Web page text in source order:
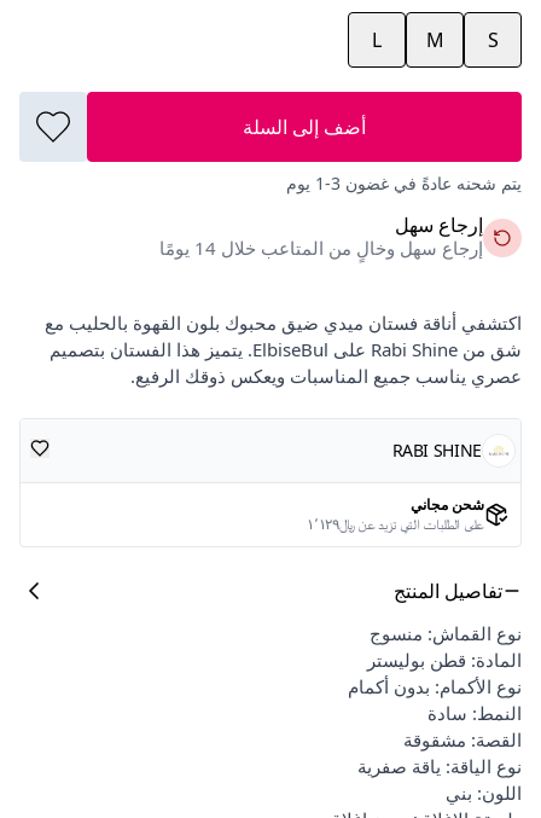
S
M
L
أضف إلى السلة
يتم شحنه عادةً في غضون 3-1 يوم
إرجاع سهل
إرجاع سهل وخالٍ من المتاعب خلال 14 يومًا
اكتشفي أناقة فستان ميدي ضيق محبوك بلون القهوة بالحليب مع
شق من Rabi Shine على ElbiseBul. يتميز هذا الفستان بتصميم
عصري يناسب جميع المناسبات ويعكس ذوقك الرفيع.
RABI SHINE
شحن مجاني
على الطلبات التي تزيد عن ﷼١٬١٢٩
تفاصيل المنتج
نوع القماش: منسوج
المادة: قطن بوليستر
نوع الأكمام: بدون أكمام
النمط: سادة
القصة: مشقوقة
نوع الياقة: ياقة صفرية
اللون: بني